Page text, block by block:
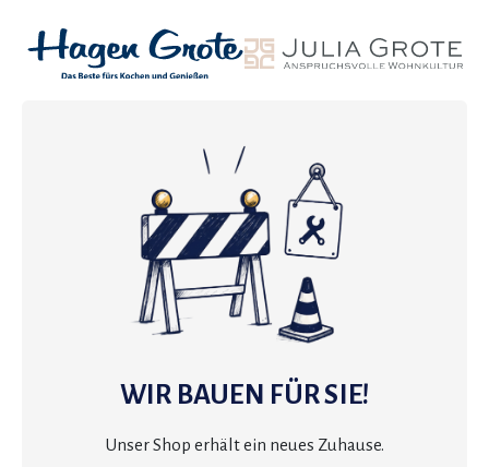
WIR BAUEN FÜR SIE!
Unser Shop erhält ein neues Zuhause.